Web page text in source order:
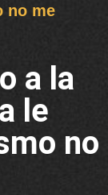
no me
a la
le
no